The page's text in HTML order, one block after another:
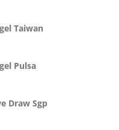
Taiwan
Pulsa
Draw Sgp